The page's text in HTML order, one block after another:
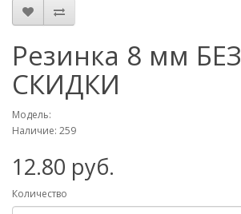
Резинка 8 мм БЕЗ
СКИДКИ
Модель:
Наличие: 259
12.80 руб.
Количество